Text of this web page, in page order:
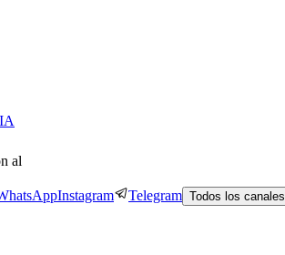
al
Instagram Telegram Todos los canales